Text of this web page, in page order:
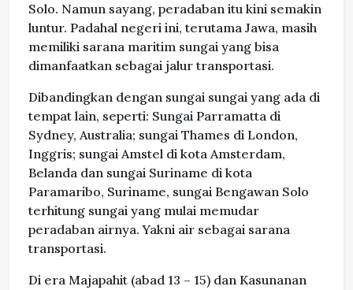
Solo. Namun sayang, peradaban itu kini semakin
luntur. Padahal negeri ini, terutama Jawa, masih
memiliki sarana maritim sungai yang bisa
dimanfaatkan sebagai jalur transportasi.
Dibandingkan dengan sungai sungai yang ada di
tempat lain, seperti: Sungai Parramatta di
Sydney, Australia; sungai Thames di London,
Inggris; sungai Amstel di kota Amsterdam,
Belanda dan sungai Suriname di kota
Paramaribo, Suriname, sungai Bengawan Solo
terhitung sungai yang mulai memudar
peradaban airnya. Yakni air sebagai sarana
transportasi.
Di era Majapahit (abad 13 – 15) dan Kasunanan